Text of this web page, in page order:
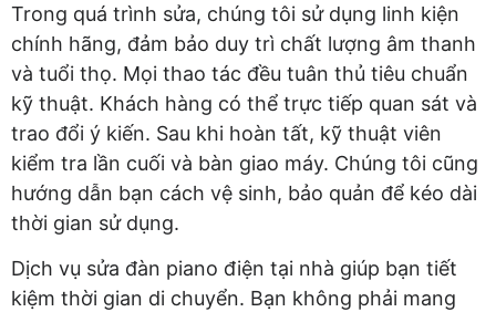
Trong quá trình sửa, chúng tôi sử dụng linh kiện
chính hãng, đảm bảo duy trì chất lượng âm thanh
và tuổi thọ. Mọi thao tác đều tuân thủ tiêu chuẩn
kỹ thuật. Khách hàng có thể trực tiếp quan sát và
trao đổi ý kiến. Sau khi hoàn tất, kỹ thuật viên
kiểm tra lần cuối và bàn giao máy. Chúng tôi cũng
hướng dẫn bạn cách vệ sinh, bảo quản để kéo dài
thời gian sử dụng.
Dịch vụ sửa đàn piano điện tại nhà giúp bạn tiết
kiệm thời gian di chuyển. Bạn không phải mang